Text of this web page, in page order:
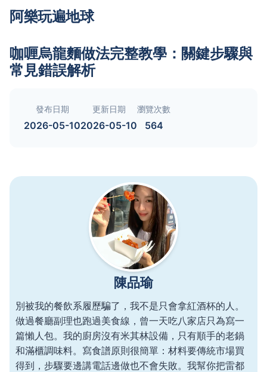
阿樂玩遍地球
咖喱烏龍麵做法完整教學：關鍵步驟與
常見錯誤解析
發布日期
2026-05-10
更新日期
2026-05-10
瀏覽次數
564
陳品瑜
別被我的餐飲系履歷騙了，我不是只會拿紅酒杯的人。
做過餐廳副理也跑過美食線，曾一天吃八家店只為寫一
篇懶人包。我的廚房沒有米其林設備，只有順手的老鍋
和滿櫃調味料。寫食譜原則很簡單：材料要傳統市場買
得到，步驟要邊講電話邊做也不會失敗。我幫你把雷都